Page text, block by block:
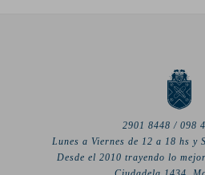
2901 8448 / 098
Lunes a Viernes de 12 a 18 hs y
Desde el 2010 trayendo lo